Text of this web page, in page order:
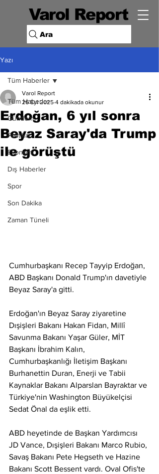
Varol Report
Ara
Yazı
Tüm Haberler
Gündem
Politika
Ekonomi
Dış Haberler
Spor
Son Dakika
Zaman Tüneli
Tüm Haberler
Erdoğan, 6 yıl sonra
Beyaz Saray'da Trump
ile görüştü
Varol Report
26 Eyl 2025 4 dakikada okunur
Cumhurbaşkanı Recep Tayyip Erdoğan,
ABD Başkanı Donald Trump'ın davetiyle
Beyaz Saray'a gitti.
Erdoğan'ın Beyaz Saray ziyaretine
Dışişleri Bakanı Hakan Fidan, Millî
Savunma Bakanı Yaşar Güler, MİT
Başkanı İbrahim Kalın,
Cumhurbaşkanlığı İletişim Başkanı
Burhanettin Duran, Enerji ve Tabii
Kaynaklar Bakanı Alparslan Bayraktar ve
Türkiye'nin Washington Büyükelçisi
Sedat Önal da eşlik etti.
ABD heyetinde de Başkan Yardımcısı
JD Vance, Dışişleri Bakanı Marco Rubio,
Savaş Bakanı Pete Hegseth ve Hazine
Bakanı Scott Bessent vardı. Oval Ofis'te